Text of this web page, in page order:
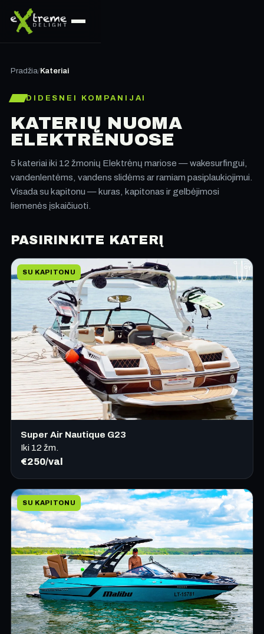
Pradžia/Kateriai
DIDESNEI KOMPANIJAI
KATERIŲ NUOMA
ELEKTRĖNUOSE
5 kateriai iki 12 žmonių Elektrėnų mariose — wakesurfingui,
vandenlentėms, vandens slidėms ar ramiam pasiplaukiojimui.
Visada su kapitonu — kuras, kapitonas ir gelbėjimosi
liemenės įskaičiuoti.
PASIRINKITE KATERĮ
SU KAPITONU
Super Air Nautique G23
Iki 12 žm.
€250/val
SU KAPITONU